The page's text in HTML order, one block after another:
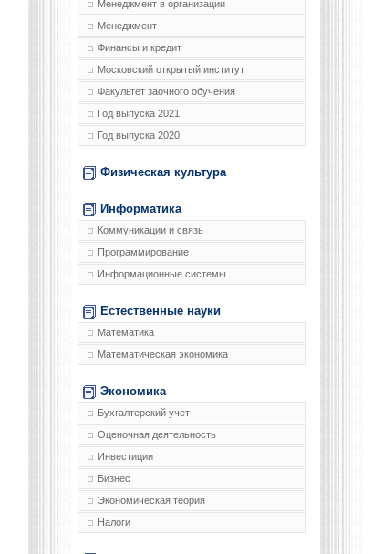
Менеджмент в организации
Менеджмент
Финансы и кредит
Московский открытый институт
Факультет заочного обучения
Год выпуска 2021
Год выпуска 2020
Физическая культура
Информатика
Коммуникации и связь
Программирование
Информационные системы
Естественные науки
Математика
Математическая экономика
Экономика
Бухгалтерский учет
Оценочная деятельность
Инвестиции
Бизнес
Экономическая теория
Налоги